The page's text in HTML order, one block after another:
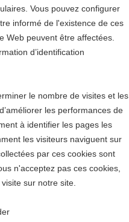
Vous pouvez configurer
informé de l'existence de ces
Web peuvent être affectées.
d’identification
le nombre de visites et les
les performances de
à identifier les pages les
les visiteurs naviguent sur
par ces cookies sont
n'acceptez pas ces cookies,
sur notre site.